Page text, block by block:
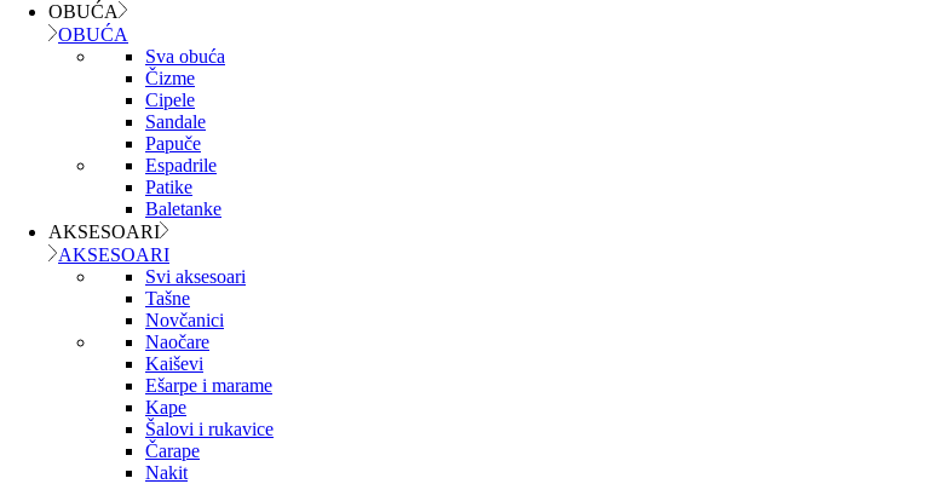
OBUĆA
OBUĆA
Sva obuća
Čizme
Cipele
Sandale
Papuče
Espadrile
Patike
Baletanke
AKSESOARI
AKSESOARI
Svi aksesoari
Tašne
Novčanici
Naočare
Kaiševi
Ešarpe i marame
Kape
Šalovi i rukavice
Čarape
Nakit